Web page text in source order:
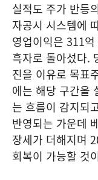
실적도 주가 반등
자공시 시스템에
영업이익은 311
흑자로 돌아섰다.
진을 이유로 목표
에는 해당 구간을
는 흐름이 감지되
반영되는 가운데
장세가 더해지며
회복이 가능할 것